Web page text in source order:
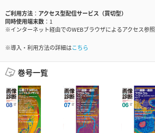
ご利用方法
アクセス型配信サービス（買切型）
同時使用端末数
1
※インターネット経由でのWEBブラウザによるアクセス参照
※導入・利用方法の詳細はこちら
巻号一覧